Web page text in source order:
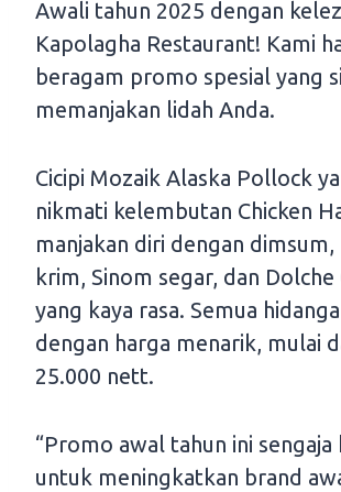
Awali tahun 2025 dengan
Kapolagha Restaurant! Kami
beragam promo spesial yang
memanjakan lidah Anda.
Cicipi Mozaik Alaska Pollock
nikmati kelembutan Chicken
manjakan diri dengan dimsum,
krim, Sinom segar, dan
yang kaya rasa. Semua
dengan harga menarik, mulai
25.000 nett.
“Promo awal tahun ini
untuk meningkatkan brand